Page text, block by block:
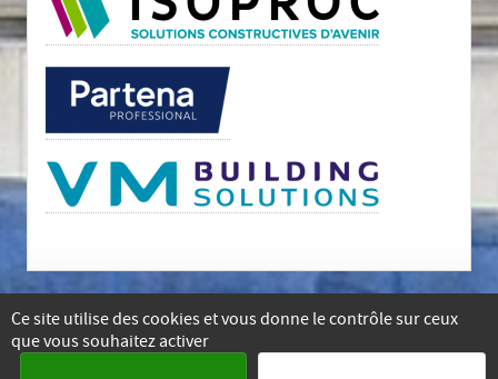
Ce site utilise des cookies et vous donne le contrôle sur ceux
que vous souhaitez activer